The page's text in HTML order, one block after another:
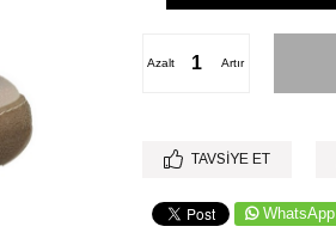
Artır
Azalt
TAVSIYE ET
WhatsApp